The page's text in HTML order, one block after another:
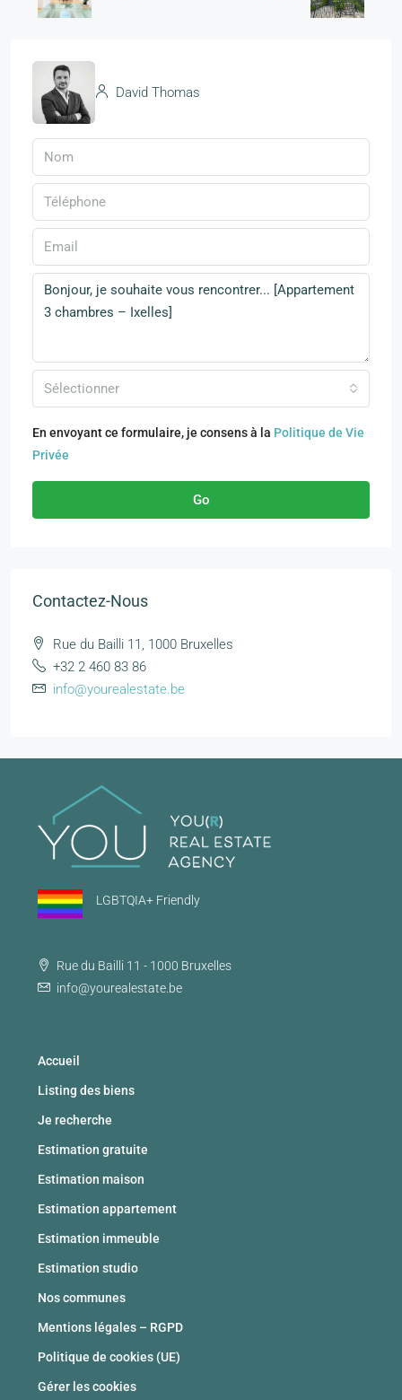
David Thomas
Sélectionner
En envoyant ce formulaire, je consens à la Politique de Vie
Privée
Go
Contactez-Nous
Rue du Bailli 11, 1000 Bruxelles
+32 2 460 83 86
info@yourealestate.be
LGBTQIA+ Friendly
Rue du Bailli 11 - 1000 Bruxelles
info@yourealestate.be
Accueil
Listing des biens
Je recherche
Estimation gratuite
Estimation maison
Estimation appartement
Estimation immeuble
Estimation studio
Nos communes
Mentions légales – RGPD
Politique de cookies (UE)
Gérer les cookies